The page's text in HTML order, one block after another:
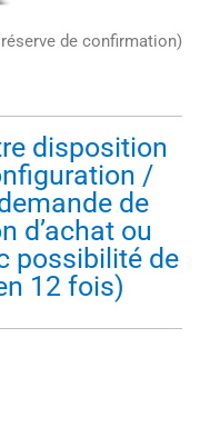
de confirmation)
disposition
/
de
d’achat ou
possibilité de
12 fois)